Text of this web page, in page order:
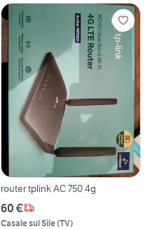
router tplink AC 750 4g
60 €
Casale sul Sile(TV)